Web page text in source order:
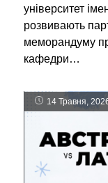
університет
розвивають
меморандуму
кафедри…
14 Травня,